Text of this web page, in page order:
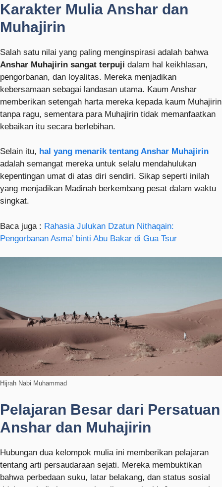
Karakter Mulia Anshar dan
Muhajirin
Salah satu nilai yang paling menginspirasi adalah bahwa
Anshar Muhajirin sangat terpuji dalam hal keikhlasan,
pengorbanan, dan loyalitas. Mereka menjadikan
kebersamaan sebagai landasan utama. Kaum Anshar
memberikan setengah harta mereka kepada kaum Muhajirin
tanpa ragu, sementara para Muhajirin tidak memanfaatkan
kebaikan itu secara berlebihan.
Selain itu, hal yang menarik tentang Anshar Muhajirin
adalah semangat mereka untuk selalu mendahulukan
kepentingan umat di atas diri sendiri. Sikap seperti inilah
yang menjadikan Madinah berkembang pesat dalam waktu
singkat.
Baca juga : Rahasia Julukan Dzatun Nithaqain:
Pengorbanan Asma’ binti Abu Bakar di Gua Tsur
Hijrah Nabi Muhammad
Pelajaran Besar dari Persatuan
Anshar dan Muhajirin
Hubungan dua kelompok mulia ini memberikan pelajaran
tentang arti persaudaraan sejati. Mereka membuktikan
bahwa perbedaan suku, latar belakang, dan status sosial